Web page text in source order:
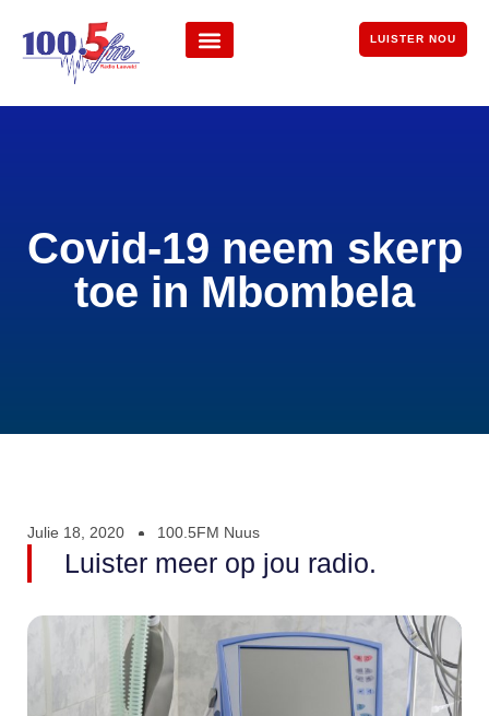
LUISTER NOU
Covid-19 neem skerp
toe in Mbombela
Julie 18, 2020 100.5FM Nuus
Luister meer op jou radio.